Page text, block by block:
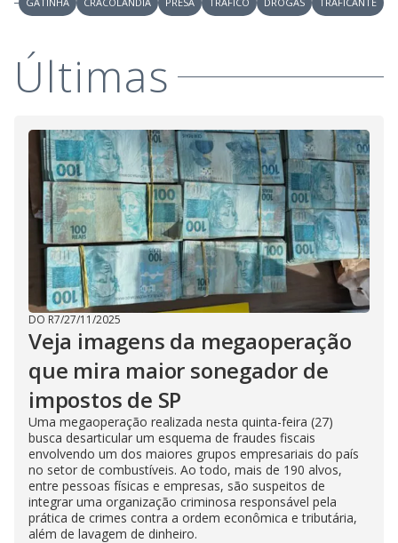
Últimas
DO R7/27/11/2025
Veja imagens da megaoperação
que mira maior sonegador de
impostos de SP
Uma megaoperação realizada nesta quinta-feira (27)
busca desarticular um esquema de fraudes fiscais
envolvendo um dos maiores grupos empresariais do país
no setor de combustíveis. Ao todo, mais de 190 alvos,
entre pessoas físicas e empresas, são suspeitos de
integrar uma organização criminosa responsável pela
prática de crimes contra a ordem econômica e tributária,
além de lavagem de dinheiro.